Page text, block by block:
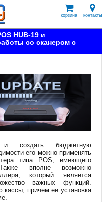
корзина контакты
HUB-19 и
со сканером с
и создать бюджетную
его можно применять
типа POS, имеющего
вполне возможно
который является
важных функций.
причем ее установка